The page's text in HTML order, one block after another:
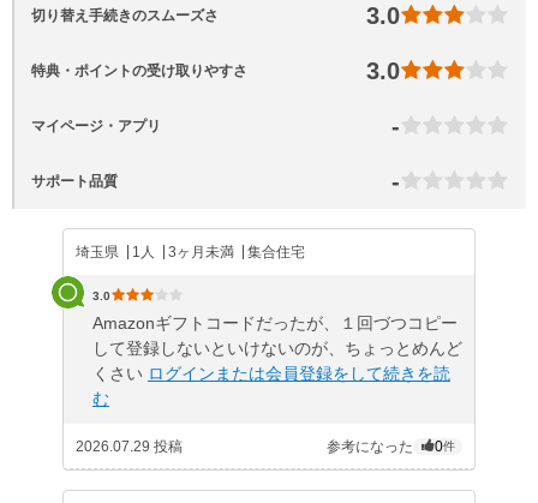
切り替え手続きのスムーズさ 3.0
特典・ポイントの受け取りやすさ 3.0
マイページ・アプリ -
サポート品質 -
埼玉県 1人 3ヶ月未満 集合住宅
3.0
Amazonギフトコードだったが、１回づつコピー
して登録しないといけないのが、ちょっとめんど
くさい ログインまたは会員登録をして続きを読
む
2026.07.29 投稿 参考になった 0件